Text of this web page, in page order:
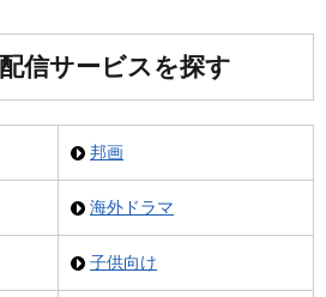
信サービスを探す
邦画
海外ドラマ
子供向け